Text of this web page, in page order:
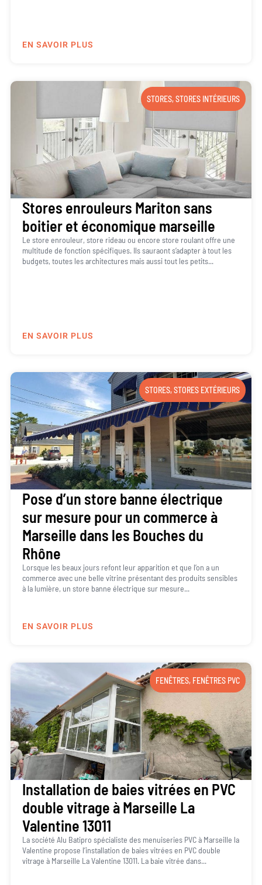
EN SAVOIR PLUS
STORES,STORES INTÉRIEURS
Stores enrouleurs Mariton sans
boitier et économique marseille
Le store enrouleur, store rideau ou encore store roulant offre une
multitude de fonction spécifiques. Ils sauraont s’adapter à tout les
budgets, toutes les architectures mais aussi tout les petits...
EN SAVOIR PLUS
STORES,STORES EXTÉRIEURS
Pose d’un store banne électrique
sur mesure pour un commerce à
Marseille dans les Bouches du
Rhône
Lorsque les beaux jours refont leur apparition et que l’on a un
commerce avec une belle vitrine présentant des produits sensibles
à la lumière, un store banne électrique sur mesure...
EN SAVOIR PLUS
FENÊTRES, FENÊTRES PVC
Installation de baies vitrées en PVC
double vitrage à Marseille La
Valentine 13011
La société Alu Batipro spécialiste des menuiseries PVC à Marseille la
Valentine propose l’installation de baies vitrées en PVC double
vitrage à Marseille La Valentine 13011. La baie vitrée dans...